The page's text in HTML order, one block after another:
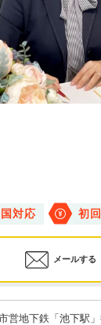
対応 初
メールする
営地下鉄「池下駅